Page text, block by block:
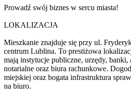
Prowadź swój biznes w sercu miasta!
LOKALIZACJA
Mieszkanie znajduje się przy ul.
centrum Lublina. To prestiżowa
mają instytucje publiczne, urzędy, banki,
notarialne oraz biura rachunkowe.
miejskiej oraz bogata infrastruktura
na biuro.